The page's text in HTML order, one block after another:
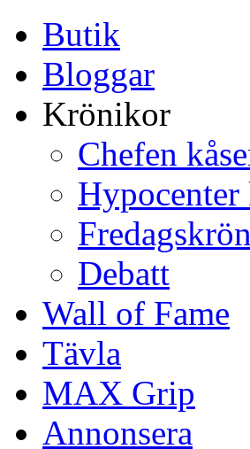
Butik
Bloggar
Krönikor
Chefen
Debatt
Wall of Fame
Tävla
MAX Grip
Annonsera